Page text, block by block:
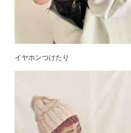
イヤホンつけたり